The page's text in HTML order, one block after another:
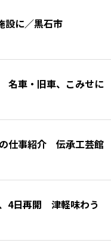
設に／黒石市
名車・旧車、こみせに
仕事紹介 伝承工芸館
4日再開 津軽味わう